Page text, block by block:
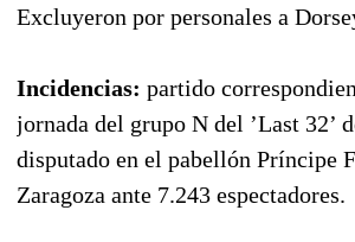
Excluyeron por personales a
Incidencias: partido
jornada del grupo N del ’Last 32’
disputado en el pabellón Príncipe
Zaragoza ante 7.243 espectadores.